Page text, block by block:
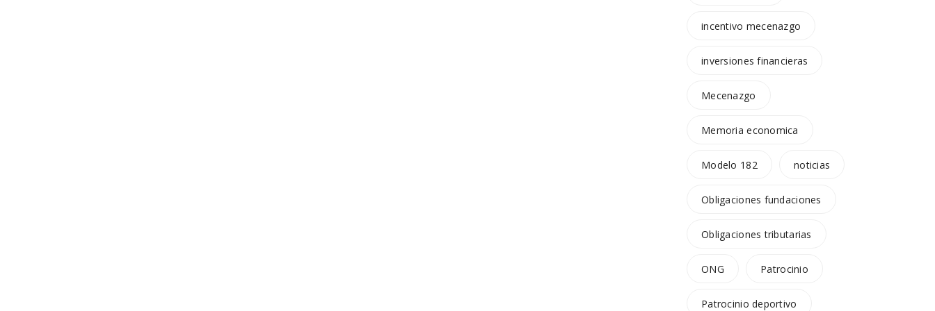
incentivo mecenazgo
inversiones financieras
Mecenazgo
Memoria economica
Modelo 182 noticias
Obligaciones fundaciones
Obligaciones tributarias
ONG Patrocinio
Patrocinio deportivo